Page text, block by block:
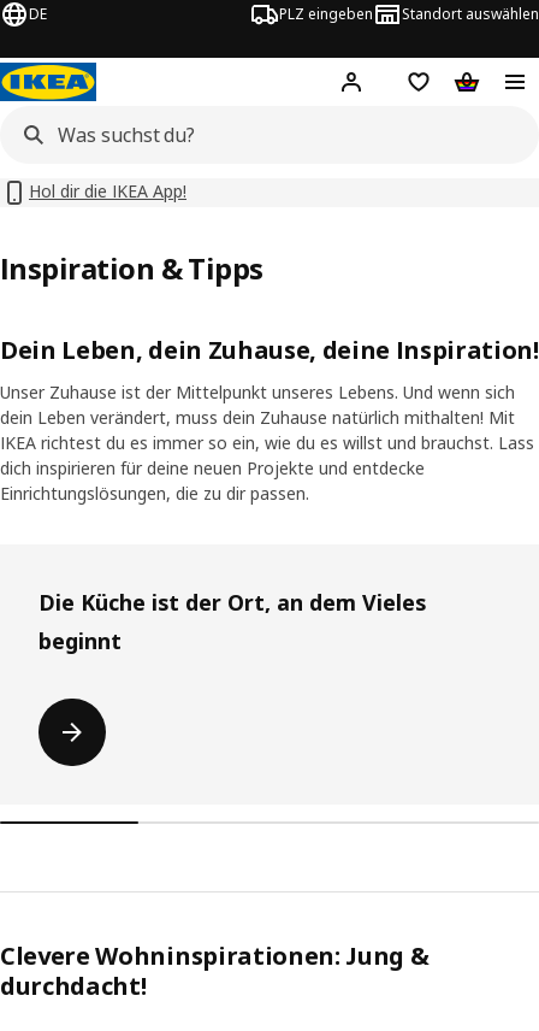
DE PLZ eingeben Standort auswählen
Hej! Hier einloggen
Merkzettel
Hol dir die IKEA App!
Inspiration & Tipps
Dein Leben, dein Zuhause, deine Inspiration!
Unser Zuhause ist der Mittelpunkt unseres Lebens. Und wenn sich
dein Leben verändert, muss dein Zuhause natürlich mithalten! Mit
IKEA richtest du es immer so ein, wie du es willst und brauchst. Lass
dich inspirieren für deine neuen Projekte und entdecke
Einrichtungslösungen, die zu dir passen.
Die Küche ist der Ort, an dem Vieles
beginnt
Clevere Wohninspirationen: Jung &
durchdacht!